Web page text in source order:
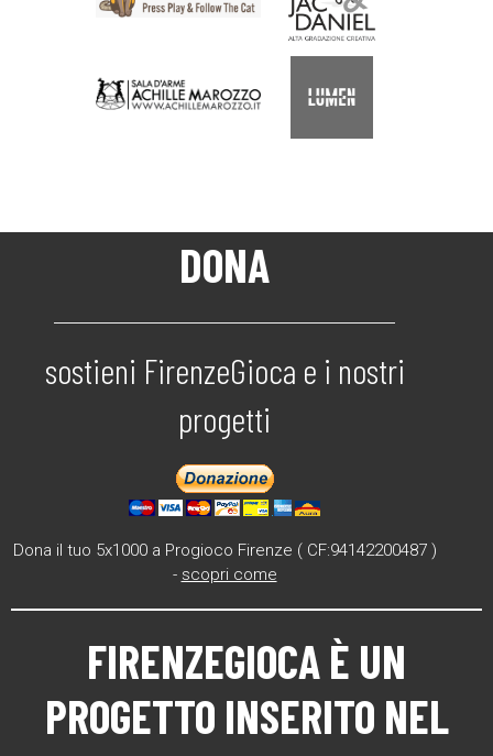
DONA
sostieni FirenzeGioca e i nostri
progetti
Dona il tuo 5x1000 a Progioco Firenze ( CF:94142200487 )
- scopri come
FIRENZEGIOCA È UN
PROGETTO INSERITO NEL